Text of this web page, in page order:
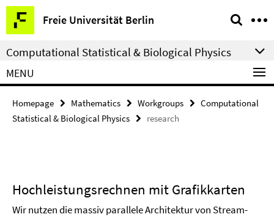
Springe
direkt
zu
Inhalt
Freie Universität Berlin
Service
Navigation
Computational Statistical & Biological Physics
MENU
Homepage Mathematics Workgroups
Computational
Statistical & Biological Physics
research
Hochleistungsrechnen mit Grafikkarten
Wir nutzen die massiv parallele Architektur von Stream-